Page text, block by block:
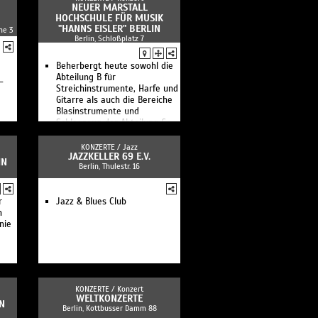
3
NEUER MARSTALL
HOCHSCHULE FÜR MUSIK
"HANNS EISLER" BERLIN
Berlin, Schloßplatz 7
Beherbergt heute sowohl die
Abteilung B für
Streichinstrumente, Harfe und
Gitarre als auch die Bereiche
Blasinstrumente und
Schlagzeug der Abteilung C
KONZERTE / Jazz
JAZZKELLER 69 E.V.
Berlin, Thulestr. 16
Jazz & Blues Club
KONZERTE / Konzert
WELTKONZERTE
Berlin, Kottbusser Damm 88